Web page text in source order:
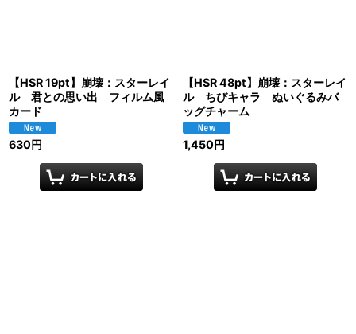
【HSR 19pt】崩壊：スターレイ
ル 君との思い出 フィルム風
カード
630円
【HSR 48pt】崩壊：スターレイ
ル ちびキャラ ぬいぐるみバ
ッグチャーム
1,450円